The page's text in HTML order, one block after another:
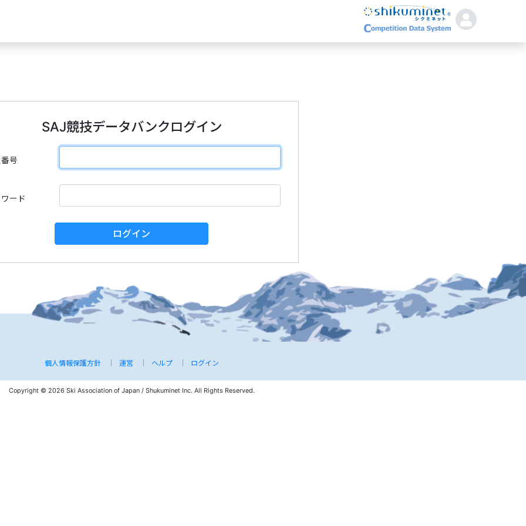
SAJ競技データバンクログイン
号
ード
ログイン
個人情報保護方針 運営 ヘルプ ログイン
Copyright © 2026 Ski Association of Japan / Shukuminet Inc. All Rights Reserved.